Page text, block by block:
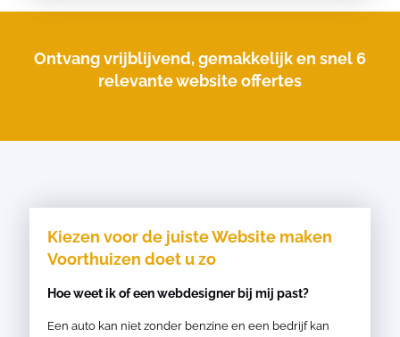
Ontvang vrijblijvend, gemakkelijk en snel 6
relevante website offertes
Kiezen voor de juiste Website maken
Voorthuizen doet u zo
Hoe weet ik of een webdesigner bij mij past?
Een auto kan niet zonder benzine en een bedrijf kan